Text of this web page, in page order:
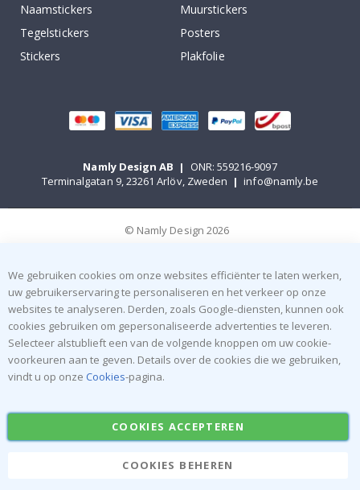
Naamstickers
Muurstickers
Tegelstickers
Posters
Stickers
Plakfolie
Namly Design AB |
ONR: 559216-9097
Terminalgatan 9, 23261 Arlöv, Zweden | info@namly.be
© Namly Design 2026
We gebruiken cookies om onze websites efficiënter te laten werken,
uw gebruikerservaring te personaliseren en het verkeer op onze
websites te analyseren. Derden, zoals Google-diensten, kunnen ook
cookies gebruiken om gepersonaliseerde advertenties te leveren.
Selecteer alstublieft een van de volgende knoppen om uw cookie-
voorkeuren aan te geven. Details over de cookies die we gebruiken,
vindt u op onze Cookies-pagina.
COOKIES ACCEPTEREN
COOKIES BEHEREN